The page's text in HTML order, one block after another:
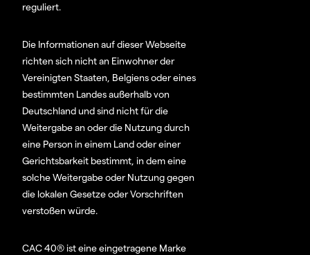
reguliert.
Die Informationen auf dieser Webseite
richten sich nicht an Einwohner der
Vereinigten Staaten, Belgiens oder eines
bestimmten Landes außerhalb von
Deutschland und sind nicht für die
Weitergabe an oder die Nutzung durch
eine Person in einem Land oder einer
Gerichtsbarkeit bestimmt, in dem eine
solche Weitergabe oder Nutzung gegen
die lokalen Gesetze oder Vorschriften
verstoßen würde.
CAC 40® ist eine eingetragene Marke